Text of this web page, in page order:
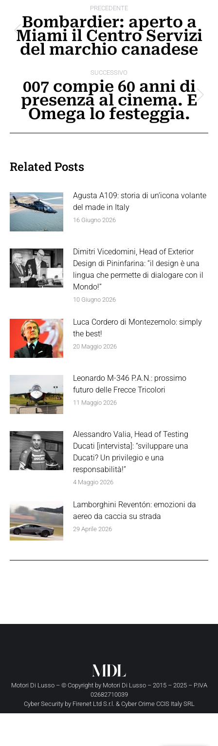
tra
post
PRECEDENTE
Post
precedente:
Bombardier: aperto a
Miami il Centro Servizi
del marchio canadese
SUCCESSIVO
Prossimo
post:
007 compie 60 anni di
presenza al cinema. E
Omega lo festeggia.
Related Posts
Agusta A109: storia di un’icona volante
del made in Italy
16 Giugno 2026
Dimitri Vicedomini, Head of Exterior
Design di Pininfarina: “il design è una
lingua che permette di dialogare con il
Mondo!”
10 Giugno 2026
Luca Cordero di Montezemolo: simply
the best!
20 Maggio 2026
Leonardo M-346 P.A.N.: prossimo
futuro delle Frecce Tricolori
11 Maggio 2026
Alessandro Valia, Head of Testing
Ducati [intervista]: “sviluppare una
Ducati? Un privilegio e una
responsabilità!”
4 Maggio 2026
Lamborghini Reventón: emozioni da
aereo da caccia su strada
29 Aprile 2026
Motori Di Lusso – © Copyright by Motori Di Lusso– 2015 – 2025 – P.IVA
02682710039
Cyber Security by Firenet Ltd S.r.l. & Cyber Crime CCIS Italy SRL